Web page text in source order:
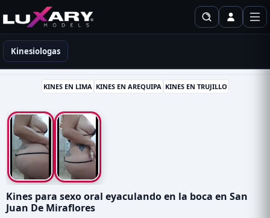
Kinesiólogas en Perú
Kinesiologas
KINES EN LIMA KINES EN AREQUIPA KINES EN TRUJILLO
Kines para sexo oral eyaculando en la boca en San
Juan De Miraflores